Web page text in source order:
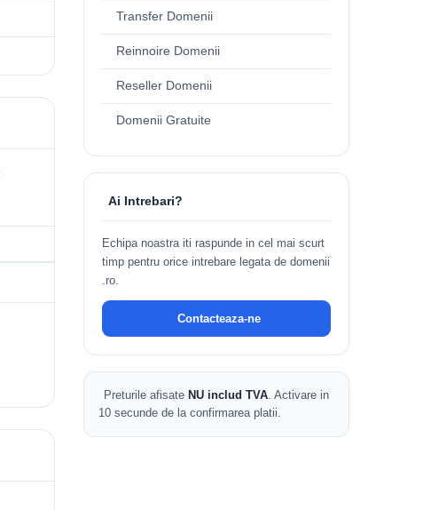
Transfer Domenii
Reinnoire Domenii
Reseller Domenii
Domenii Gratuite
Ai Intrebari?
Echipa noastra iti raspunde in cel mai scurt
timp pentru orice intrebare legata de domenii
.ro.
Contacteaza-ne
Preturile afisate NU includ TVA . Activare in
10 secunde de la confirmarea platii.